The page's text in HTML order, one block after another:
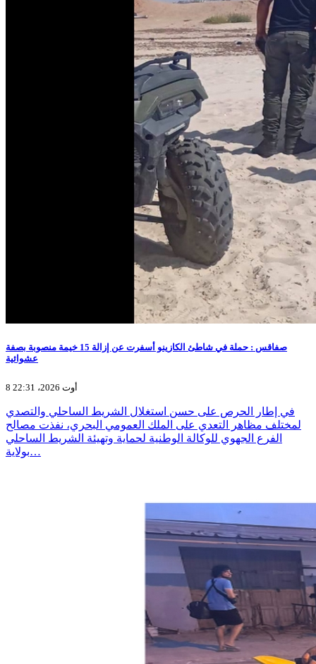
صفاقس : حملة في شاطئ الكازينو أسفرت عن إزالة 15 خيمة منصوبة بصفة
عشوائية
8 أوت 2026، 22:31
في إطار الحرص على حسن استغلال الشريط الساحلي والتصدي
لمختلف مظاهر التعدي على الملك العمومي البحري، نفذت مصالح
الفرع الجهوي للوكالة الوطنية لحماية وتهيئة الشريط الساحلي
بولاية…